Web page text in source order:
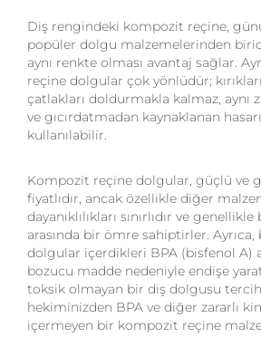
Diş rengindeki kompozit reçine,
popüler dolgu malzemelerinden
aynı renkte olması avantaj sağlar.
reçine dolgular çok yönlüdür;
çatlakları doldurmakla kalmaz, aynı
ve gıcırdatmadan kaynaklanan
kullanılabilir.
Kompozit reçine dolgular, güçlü ve
fiyatlıdır, ancak özellikle diğer
dayanıklılıkları sınırlıdır ve genellikle
arasında bir ömre sahiptirler. Ayrıca,
dolgular içerdikleri BPA (bisfenol A)
bozucu madde nedeniyle endişe
toksik olmayan bir diş dolgusu tercih
hekiminizden BPA ve diğer zararlı
içermeyen bir kompozit reçine